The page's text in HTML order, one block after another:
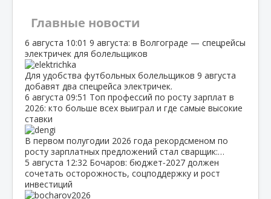
Главные новости
6 августа 10:01 9 августа: в Волгограде — спецрейсы
электричек для болельщиков
Для удобства футбольных болельщиков 9 августа
добавят два спецрейса электричек.
6 августа 09:51 Топ профессий по росту зарплат в
2026: кто больше всех выиграл и где самые высокие
ставки
В первом полугодии 2026 года рекордсменом по
росту зарплатных предложений стал сварщик:…
5 августа 12:32 Бочаров: бюджет‑2027 должен
сочетать осторожность, соцподдержку и рост
инвестиций